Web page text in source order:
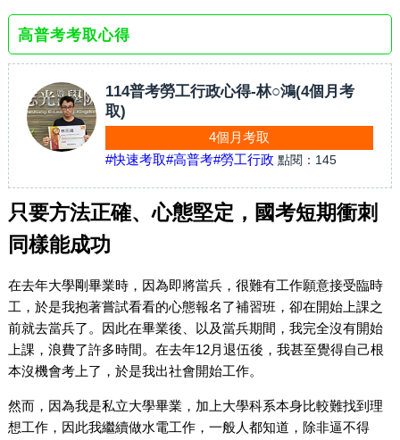
高普考考取心得
114普考勞工行政心得-林○鴻(4個月考
取)
4個月考取
#快速考取#高普考#勞工行政 點閱： 145
只要方法正確、心態堅定，國考短期衝刺
同樣能成功
在去年大學剛畢業時，因為即將當兵，很難有工作願意接受臨時
工，於是我抱著嘗試看看的心態報名了補習班，卻在開始上課之
前就去當兵了。因此在畢業後、以及當兵期間，我完全沒有開始
上課，浪費了許多時間。在去年12月退伍後，我甚至覺得自己根
本沒機會考上了，於是我出社會開始工作。
然而，因為我是私立大學畢業，加上大學科系本身比較難找到理
想工作，因此我繼續做水電工作，一般人都知道，除非逼不得